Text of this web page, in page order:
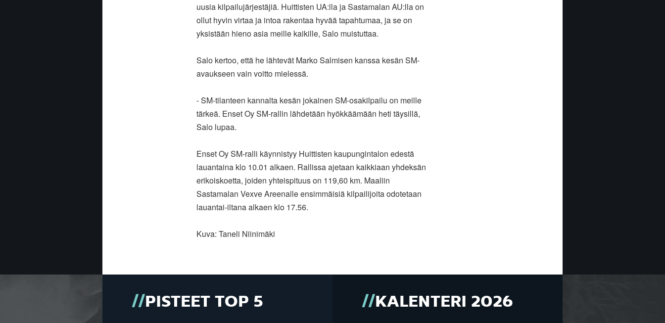
uusia kilpailujärjestäjiä. Huittisten UA:lla ja Sastamalan AU:lla on
ollut hyvin virtaa ja intoa rakentaa hyvää tapahtumaa, ja se on
yksistään hieno asia meille kaikille, Salo muistuttaa.
Salo kertoo, että he lähtevät Marko Salmisen kanssa kesän SM-
avaukseen vain voitto mielessä.
- SM-tilanteen kannalta kesän jokainen SM-osakilpailu on meille
tärkeä. Enset Oy SM-rallin lähdetään hyökkäämään heti täysillä,
Salo lupaa.
Enset Oy SM-ralli käynnistyy Huittisten kaupungintalon edestä
lauantaina klo 10.01 alkaen. Rallissa ajetaan kaikkiaan yhdeksän
erikoiskoetta, joiden yhteispituus on 119,60 km. Maaliin
Sastamalan Vexve Areenalle ensimmäisiä kilpailijoita odotetaan
lauantai-iltana alkaen klo 17.56.
Kuva: Taneli Niinimäki
PISTEET TOP 5 KALENTERI 2026